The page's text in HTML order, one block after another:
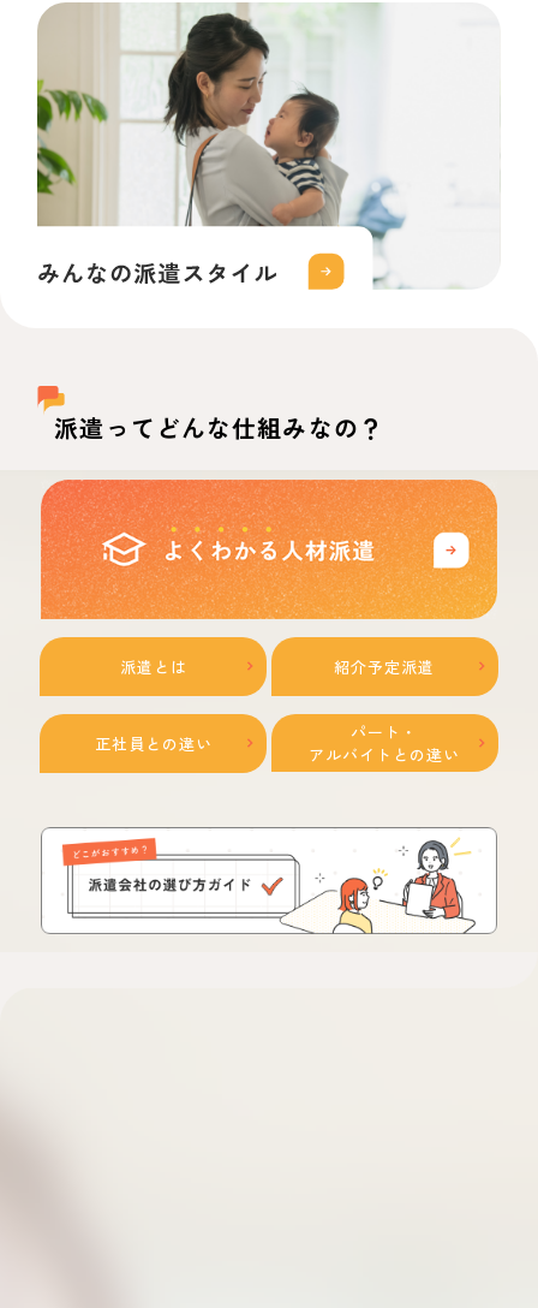
派遣ってどんな仕組みなの？
派遣とは 紹介予定派遣
正社員との違い
パート・
アルバイトとの違い